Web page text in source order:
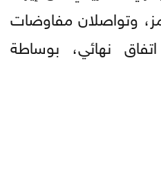
وتواصلان مفاوضات
نهائي، بوساطة